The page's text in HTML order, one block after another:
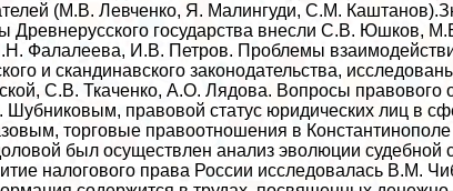
(М.В. Левченко, Я. Малингуди, С.М.
Древнерусского государства внесли С.В. Юшков,
Фалалеева, И.В. Петров. Проблемы
и скандинавского законодательства,
С.В. Ткаченко, А.О. Лядова. Вопросы правового
правовой статус юридических лиц в
торговые правоотношения в Константинополе
был осуществлен анализ эволюции судебной
налогового права России исследовалась В.М.